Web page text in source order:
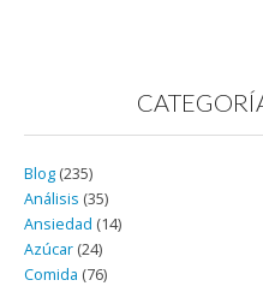
Blog (235)
Análisis (35)
Ansiedad (14)
Azúcar (24)
Comida (76)